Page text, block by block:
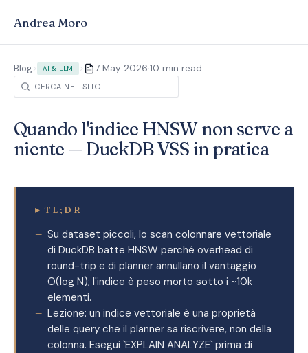
Andrea Moro
Blog> AI & LLM > 7 May 2026·10 min read
Quando l'indice HNSW non serve a
niente — DuckDB VSS in pratica
▸ TL;DR
Su dataset piccoli, lo scan colonnare vettoriale
di DuckDB batte HNSW perché overhead di
round-trip e di planner annullano il vantaggio
O(log N); l'indice è peso morto sotto i ~10k
elementi.
Lezione: un indice vettoriale è una proprietà
delle query che il planner sa riscrivere, non della
colonna. Esegui `EXPLAIN ANALYZE` prima di